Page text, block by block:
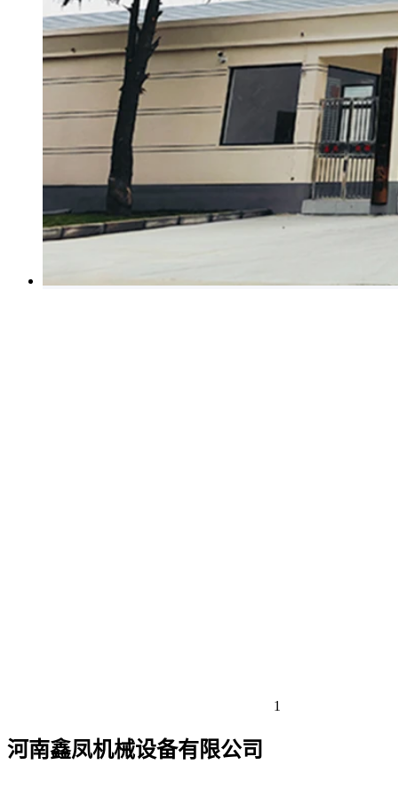
1
河南鑫凤机械设备有限公司